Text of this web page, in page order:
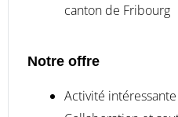
canton de Fribourg
Notre offre
Activité